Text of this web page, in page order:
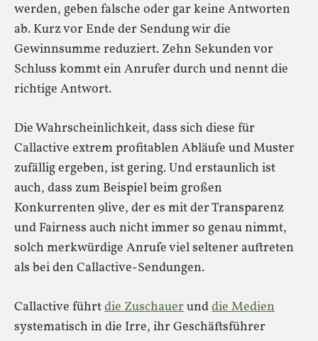
werden, geben falsche oder gar keine Antworten
ab. Kurz vor Ende der Sendung wir die
Gewinnsumme reduziert. Zehn Sekunden vor
Schluss kommt ein Anrufer durch und nennt die
richtige Antwort.
Die Wahrscheinlichkeit, dass sich diese für
Callactive extrem profitablen Abläufe und Muster
zufällig ergeben, ist gering. Und erstaunlich ist
auch, dass zum Beispiel beim großen
Konkurrenten 9live, der es mit der Transparenz
und Fairness auch nicht immer so genau nimmt,
solch merkwürdige Anrufe viel seltener auftreten
als bei den Callactive-Sendungen.
Callactive führtdie Zuschauerunddie Medien
systematisch in die Irre, ihr Geschäftsführer